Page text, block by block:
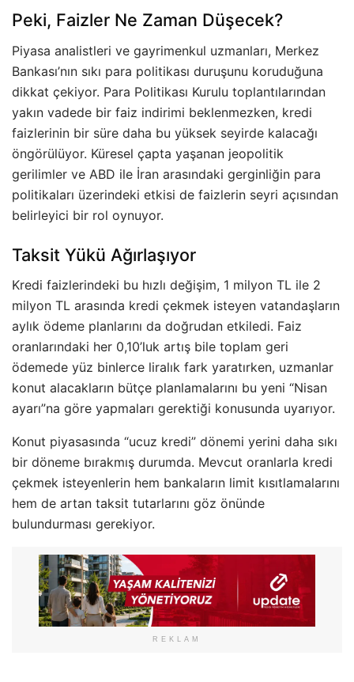
Peki, Faizler Ne Zaman Düşecek?
Piyasa analistleri ve gayrimenkul uzmanları, Merkez
Bankası’nın sıkı para politikası duruşunu koruduğuna
dikkat çekiyor. Para Politikası Kurulu toplantılarından
yakın vadede bir faiz indirimi beklenmezken, kredi
faizlerinin bir süre daha bu yüksek seyirde kalacağı
öngörülüyor. Küresel çapta yaşanan jeopolitik
gerilimler ve ABD ile İran arasındaki gerginliğin para
politikaları üzerindeki etkisi de faizlerin seyri açısından
belirleyici bir rol oynuyor.
Taksit Yükü Ağırlaşıyor
Kredi faizlerindeki bu hızlı değişim, 1 milyon TL ile 2
milyon TL arasında kredi çekmek isteyen vatandaşların
aylık ödeme planlarını da doğrudan etkiledi. Faiz
oranlarındaki her 0,10’luk artış bile toplam geri
ödemede yüz binlerce liralık fark yaratırken, uzmanlar
konut alacakların bütçe planlamalarını bu yeni “Nisan
ayarı”na göre yapmaları gerektiği konusunda uyarıyor.
Konut piyasasında “ucuz kredi” dönemi yerini daha sıkı
bir döneme bırakmış durumda. Mevcut oranlarla kredi
çekmek isteyenlerin hem bankaların limit kısıtlamalarını
hem de artan taksit tutarlarını göz önünde
bulundurması gerekiyor.
REKLAM